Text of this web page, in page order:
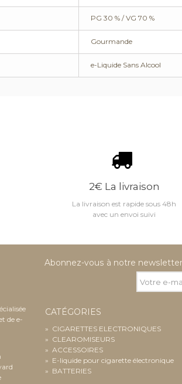
PG 30 % / VG 70 %
Gourmande
e-Liquide Sans Alcool
2€ La livraison
La livraison est rapide sous 48h
avec un envoi suivi
Abonnez-vous à notre
de e-
CATÉGORIES
» CIGARETTES ELECTRONIQUES
» CLEAROMISEURS
» ACCESSOIRES
» E-liquide pour cigarette électronique
» BATTERIES